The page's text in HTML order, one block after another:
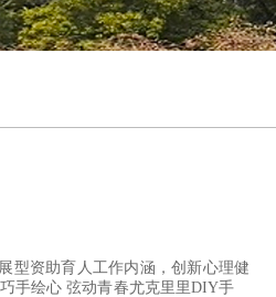
资助育人工作内涵，创新心理健
手绘心 弦动青春尤克里里DIY手工